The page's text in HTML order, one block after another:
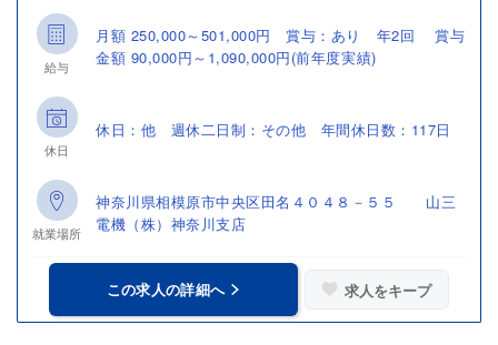
給与
月額 250,000～501,000円 賞与：あり 年2回 賞与
金額 90,000円～1,090,000円(前年度実績)
休日
休日：他 週休二日制：その他 年間休日数：117日
就業場所
神奈川県相模原市中央区田名４０４８－５５ 山三
電機（株）神奈川支店
この求人の詳細へ 求人をキープ